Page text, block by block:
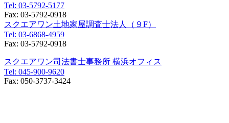
Tel: 03-5792-5177
Fax: 03-5792-0918
スクエアワン土地家屋調査士法人（９F）
Tel: 03-6868-4959
Fax: 03-5792-0918
スクエアワン司法書士事務所 横浜オフィス
Tel: 045-900-9620
Fax: 050-3737-3424